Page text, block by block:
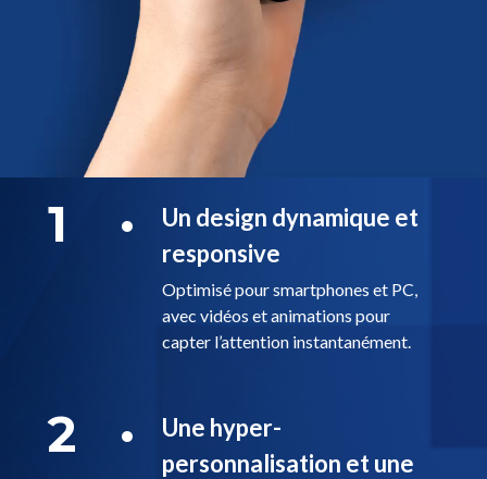
1
Un design dynamique et
responsive
Optimisé pour smartphones et PC,
avec vidéos et animations pour
capter l’attention instantanément.
2
Une hyper-
personnalisation et une